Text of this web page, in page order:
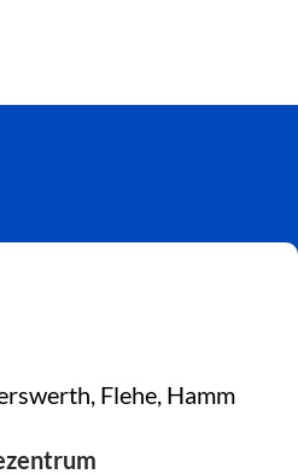
Flehe, Hamm